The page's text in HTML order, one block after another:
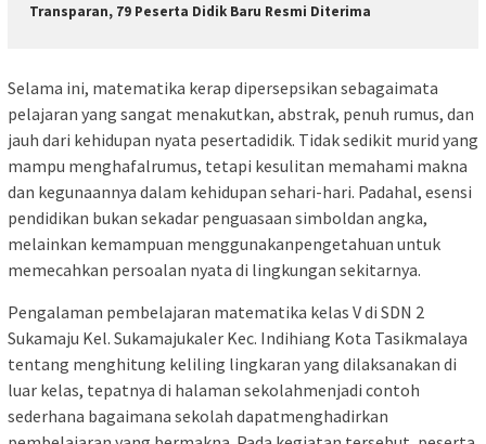
Transparan, 79 Peserta Didik Baru Resmi Diterima
Selama ini, matematika kerap dipersepsikan sebagaimata
pelajaran yang sangat menakutkan, abstrak, penuh rumus, dan
jauh dari kehidupan nyata pesertadidik. Tidak sedikit murid yang
mampu menghafalrumus, tetapi kesulitan memahami makna
dan kegunaannya dalam kehidupan sehari-hari. Padahal, esensi
pendidikan bukan sekadar penguasaan simboldan angka,
melainkan kemampuan menggunakanpengetahuan untuk
memecahkan persoalan nyata di lingkungan sekitarnya.
Pengalaman pembelajaran matematika kelas V di SDN 2
Sukamaju Kel. Sukamajukaler Kec. Indihiang Kota Tasikmalaya
tentang menghitung keliling lingkaran yang dilaksanakan di
luar kelas, tepatnya di halaman sekolahmenjadi contoh
sederhana bagaimana sekolah dapatmenghadirkan